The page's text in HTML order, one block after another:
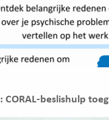
CORAL-beslishulp